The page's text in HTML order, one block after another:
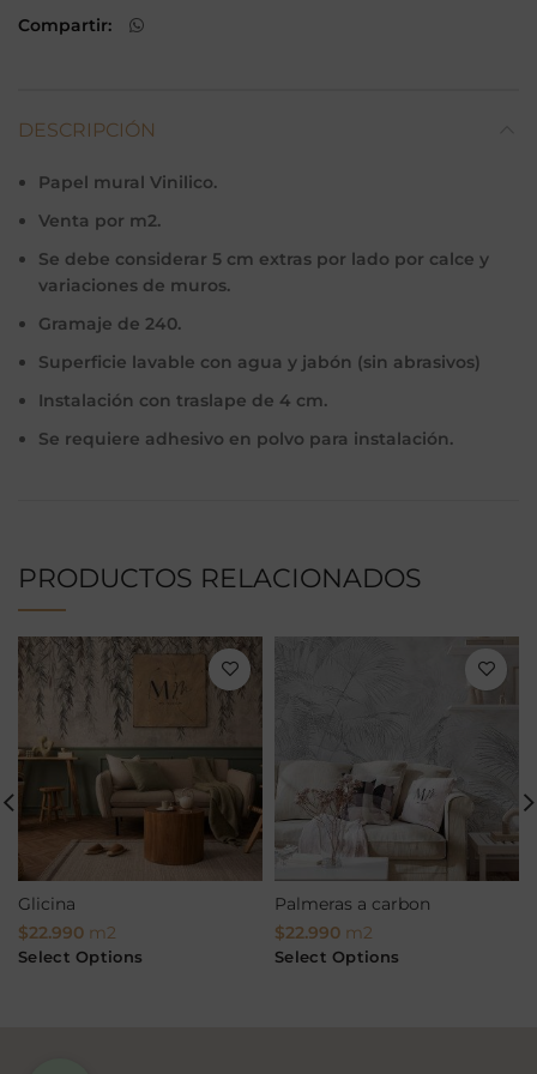
Compartir
DESCRIPCIÓN
Papel mural Vinilico.
Venta por m2.
Se debe considerar 5 cm extras por lado por calce y
variaciones de muros.
Gramaje de 240.
Superficie lavable con agua y jabón (sin abrasivos)
Instalación con traslape de 4 cm.
Se requiere adhesivo en polvo para instalación.
PRODUCTOS RELACIONADOS
Glicina
$22.990 m2
Select Options
Palmeras a carbon
$22.990 m2
Select Options